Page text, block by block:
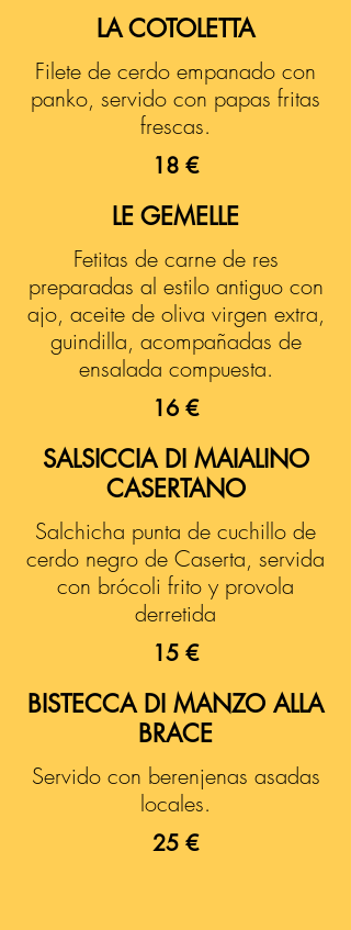
LA COTOLETTA
Filete de cerdo empanado con
panko, servido con papas fritas
frescas.
18 €
LE GEMELLE
Fetitas de carne de res
preparadas al estilo antiguo con
ajo, aceite de oliva virgen extra,
guindilla, acompañadas de
ensalada compuesta.
16 €
SALSICCIA DI MAIALINO
CASERTANO
Salchicha punta de cuchillo de
cerdo negro de Caserta, servida
con brócoli frito y provola
derretida
15 €
BISTECCA DI MANZO ALLA
BRACE
Servido con berenjenas asadas
locales.
25 €